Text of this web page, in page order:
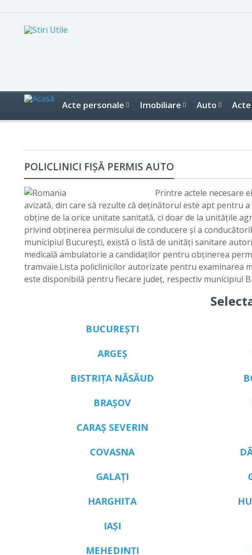
Acte personale Imobiliare Auto
POLICLINICI FIŞĂ PERMIS AUTO
Printre actele necesare
avizată, din care să rezulte că deținătorul este apt pentru
obţine de la orice unitate sanitată, ci doar de la unităţile
privind obţinerea permisului de conducere şi a
municipiul Bucureşti, există o listă de unităţi sanitare
medicală ambulatorie a candidaţilor pentru obţinerea
tramvaie.Lista policlinicilor autorizate pentru examinarea
este disponibilă pentru fiecare judeţ, respectiv municipiul
BUCUREȘTI
ARGEȘ
BISTRIȚA NĂSĂUD
BRAȘOV
CARAȘ SEVERIN
COVASNA
GALAȚI
HARGHITA
IAȘI
MEHEDINȚI